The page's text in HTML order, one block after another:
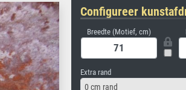
Configureer
Breedte (Motief, cm)
Extra rand
0 cm rand